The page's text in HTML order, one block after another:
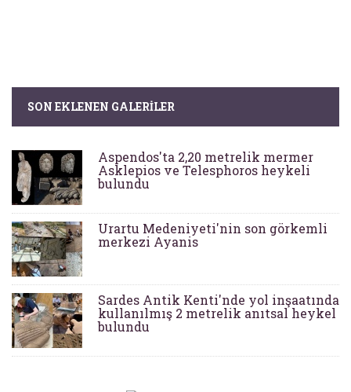
SON EKLENEN GALERILER
Aspendos'ta 2,20 metrelik mermer
Asklepios ve Telesphoros heykeli
bulundu
Urartu Medeniyeti'nin son görkemli
merkezi Ayanis
Sardes Antik Kenti'nde yol inşaatında
kullanılmış 2 metrelik anıtsal heykel
bulundu